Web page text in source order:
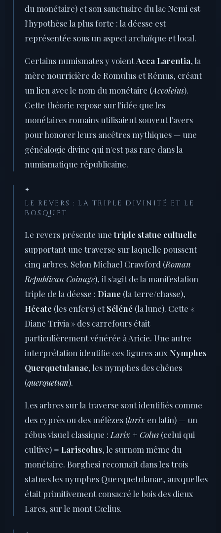
du monétaire) et son sanctuaire du lac Nemi est
l'hypothèse la plus forte : la déesse est
représentée sous un aspect archaïque et local.
Certains numismates y voientAcca Larentia, la
mère nourricière de Romulus et Rémus, créant
un lien avec le nom du monétaire (Accoleius).
Cette théorie repose sur l'idée que les
monétaires romains utilisaient souvent l'avers
pour honorer leurs ancêtres mythiques — une
généalogie divine qui n'est pas rare dans la
numismatique républicaine.
✦
LE REVERS : LA TRIPLE DIVINITÉ ET LE
BOSQUET
Le revers présente unetriple statue cultuelle
supportant une traverse sur laquelle poussent
cinq arbres. Selon Michael Crawford (Roman
Republican Coinage), il s'agit de la manifestation
triple de la déesse : Diane (la terre/chasse),
Hécate (les enfers) etSéléné (la lune). Cette «
Diane Trivia » des carrefours était
particulièrement vénérée à Aricie. Une autre
interprétation identifie ces figures aux Nymphes
Querquetulanae, les nymphes des chênes
(querquetum).
Les arbres sur la traverse sont identifiés comme
des cyprès ou des mélèzes (larix en latin) — un
rébus visuel classique : Larix + Colus (celui qui
cultive) = Lariscolus, le surnom même du
monétaire. Borghesi reconnaît dans les trois
statues les nymphes Querquetulanae, auxquelles
était primitivement consacré le bois des dieux
Lares, sur le mont Cœlius.